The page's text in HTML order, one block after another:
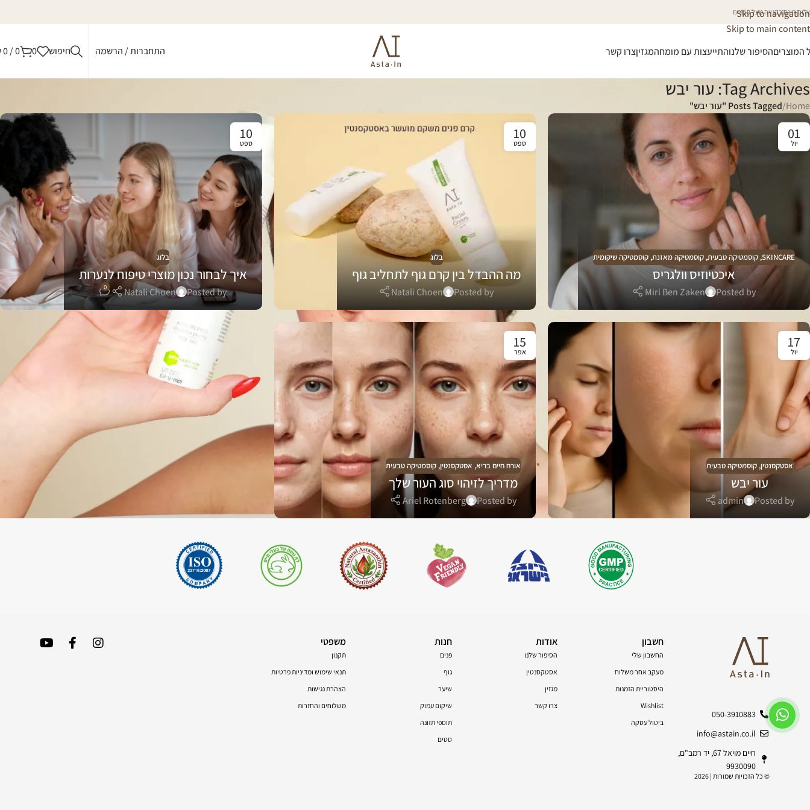
Skip to navigation
Skip to main content
חינם בקנייה מעל 450 ₪
המוצריםהסיפור שלנוהתייעצות עם מומחהמגזיןצרו קשר התחברות / הרשמה חיפוש 0
0
/
0
Tag Archives: עור יבש
Home
/Posts Tagged "עור יבש"
01
יול
SKINCARE
, קוסמטיקה טבעית, קוסמטיקה מאזנת, קוסמטיקה שיקומית
איכטיוזיס וולגריס
Posted by
Miri Ben Zaken
10
ספט
בלוג
מה ההבדל בין קרם גוף לתחליב גוף
Posted by
Natali Choen
10
ספט
בלוג
איך לבחור נכון מוצרי טיפוח לנערות
Posted by
Natali Choen
0
17
יול
אסטקסנטין, קוסמטיקה טבעית
עור יבש
Posted by
admin
15
אפר
אורח חיים בריא, אסטקסנטין, קוסמטיקה טבעית
מדריך לזיהוי סוג העור שלך
Posted by
Ariel Rotenberg
050-3910883
info@astain.co.il
חיים מויאל 67, יד רמב"ם,
9930090
© כל הזכויות שמורות | 2026
חשבון
החשבון שלי
מעקב אחר משלוח
היסטוריית הזמנות
Wishlist
ביטול עסקה
אודות
הסיפור שלנו
אסטקסנטין
מגזין
צרו קשר
חנות
פנים
גוף
שיער
שיקום עמוק
תוספי תזונה
סטים
משפטי
תקנון
תנאי שימוש ומדיניות פרטיות
הצהרת נגישות
משלוחים והחזרות